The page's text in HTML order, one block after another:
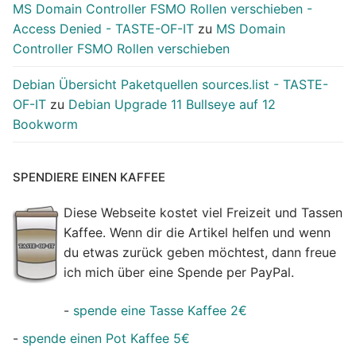
MS Domain Controller FSMO Rollen verschieben -
Access Denied - TASTE-OF-IT zu MS Domain
Controller FSMO Rollen verschieben
Debian Übersicht Paketquellen sources.list - TASTE-
OF-IT zu Debian Upgrade 11 Bullseye auf 12
Bookworm
SPENDIERE EINEN KAFFEE
Diese Webseite kostet viel Freizeit und Tassen
Kaffee. Wenn dir die Artikel helfen und wenn
du etwas zurück geben möchtest, dann freue
ich mich über eine Spende per PayPal.
- spende eine Tasse Kaffee 2€
- spende einen Pot Kaffee 5€